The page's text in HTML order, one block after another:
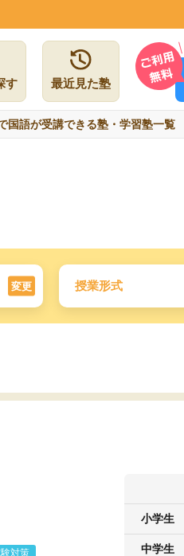
す 最近見た塾
国語が受講できる塾・学習塾一覧
変更 授業形式
対策
小学生
中学生